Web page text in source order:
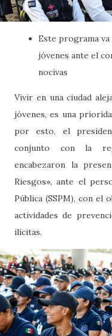
Este programa
jóvenes ante el
nocivas
Vivir en una ciudad
jóvenes, es una
por esto, el
conjunto con la
encabezaron la
Riesgos», ante el
Pública (SSPM), con el
actividades de
ilícitas.